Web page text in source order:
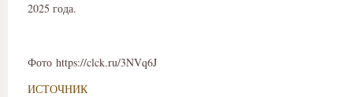
2025 года.
Фото https://clck.ru/3NVq6J
ИСТОЧНИК